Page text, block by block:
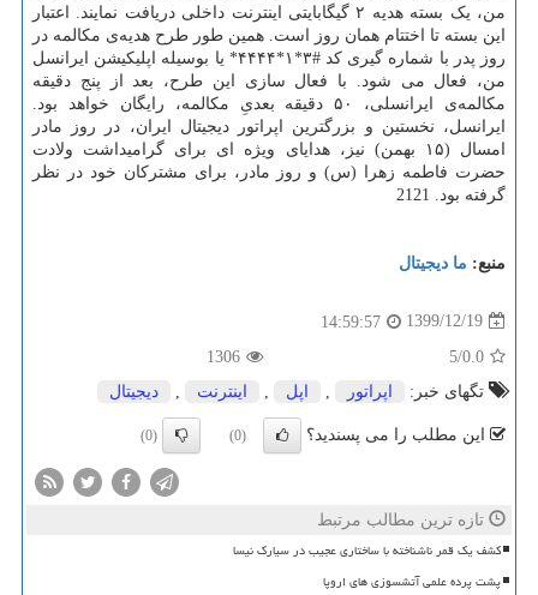
من، یک بسته هدیه ۲ گیگابایتی اینترنت داخلی دریافت نمایند. اعتبار
این بسته تا اختتام همان روز است. همین طور طرح هدیه‌ی مکالمه در
روز پدر با شماره گیری کد #۳*۱*۴۴۴۴* یا بوسیله اپلیکیشن ایرانسل
من، فعال می شود. با فعال سازی این طرح، بعد از پنج دقیقه
مکالمه‌ی ایرانسلی، ۵۰ دقیقه بعدیِ مکالمه، رایگان خواهد بود.
ایرانسل، نخستین و بزرگترین اپراتور دیجیتال ایران، در روز مادر
امسال (۱۵ بهمن) نیز، هدایای ویژه ای برای گرامیداشت ولادت
حضرت فاطمه زهرا (س) و روز مادر، برای مشترکان خود در نظر
گرفته بود. 2121
منبع: ما دیجیتال
1399/12/19
14:59:57
0.0
/5
1306
تگهای خبر:
اپراتور اپل اینترنت دیجیتال
این مطلب را می پسندید؟ (0)
(0)
تازه ترین مطالب مرتبط
کشف یک قمر ناشناخته با ساختاری عجیب در سیارک نیسا
پشت پرده علمی آتشسوزی های اروپا